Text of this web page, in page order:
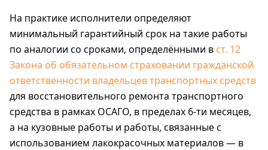
На практике исполнители определяют
минимальный гарантийный срок на такие работы
по аналогии со сроками, определёнными в ст. 12
Закона об обязательном страховании гражданской
ответственности владельцев транспортных средств
для восстановительного ремонта транспортного
средства в рамках ОСАГО, в пределах 6-ти месяцев,
а на кузовные работы и работы, связанные с
использованием лакокрасочных материалов — в